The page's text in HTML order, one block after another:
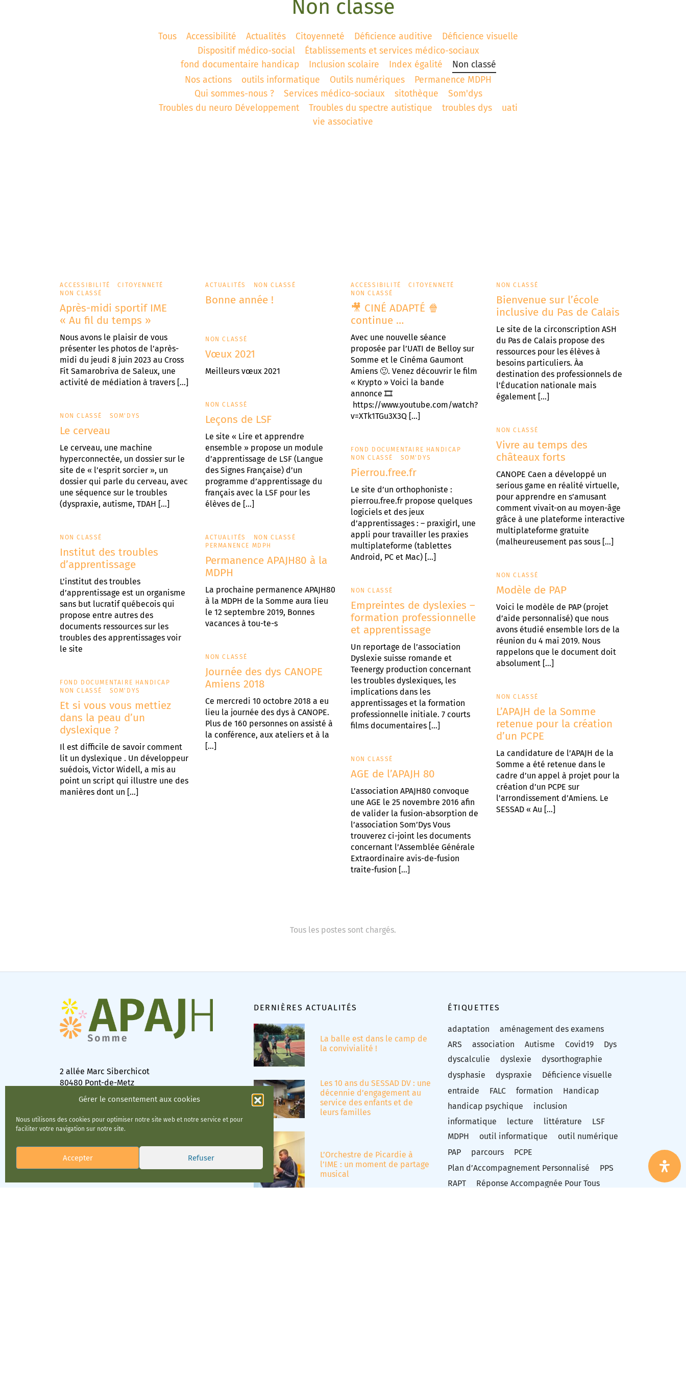
Gérer le consentement aux cookies
Nous utilisons des cookies pour optimiser notre site web et notre service et pour
faciliter votre navigation sur notre site.
Accepter Refuser
Non classé
Tous Accessibilité Actualités Citoyenneté Déficience auditive
Déficience visuelle
Dispositif médico-social
Établissements et services médico-sociaux
fond documentaire handicap
Inclusion scolaire Index égalité
Non classé
Nos actions
outils informatique Outils numériques
Permanence MDPH
Qui sommes-nous ?
Services médico-sociaux sitothèque
Som'dys
Troubles du neuro Développement
Troubles du spectre autistique troubles dys
uati
vie associative
ACCESSIBILITÉ
CITOYENNETÉ
NON CLASSÉ
Après-midi sportif IME
« Au fil du temps »
Nous avons le plaisir de vous
présenter les photos de l’après-
midi du jeudi 8 juin 2023 au Cross
Fit Samarobriva de Saleux, une
activité de médiation à travers […]
ACTUALITÉS NON CLASSÉ
Bonne année !
ACCESSIBILITÉ
CITOYENNETÉ
NON CLASSÉ
🎥 CINÉ ADAPTÉ 🍿
continue …
Avec une nouvelle séance
proposée par l’UATI de Belloy sur
Somme et le Cinéma Gaumont
Amiens 🙂. Venez découvrir le film
« Krypto » Voici la bande
annonce 🎞
https://www.youtube.com/watch?
v=XTk1TGu3X3Q […]
NON CLASSÉ
Bienvenue sur l’école
inclusive du Pas de Calais
Le site de la circonscription ASH
du Pas de Calais propose des
ressources pour les élèves à
besoins particuliers. Àa
destination des professionnels de
l’Éducation nationale mais
également […]
NON CLASSÉ
Vœux 2021
Meilleurs vœux 2021
NON CLASSÉ
Leçons de LSF
Le site « Lire et apprendre
ensemble » propose un module
d’apprentissage de LSF (Langue
des Signes Française) d’un
programme d’apprentissage du
français avec la LSF pour les
élèves de […]
NON CLASSÉ SOM'DYS
Le cerveau
Le cerveau, une machine
hyperconnectée, un dossier sur le
site de « l’esprit sorcier », un
dossier qui parle du cerveau, avec
une séquence sur le troubles
(dyspraxie, autisme, TDAH […]
NON CLASSÉ
Vivre au temps des
châteaux forts
CANOPE Caen a développé un
serious game en réalité virtuelle,
pour apprendre en s’amusant
comment vivait-on au moyen-âge
grâce à une plateforme interactive
multiplateforme gratuite
(malheureusement pas sous […]
FOND DOCUMENTAIRE HANDICAP
NON CLASSÉ
SOM'DYS
Pierrou.free.fr
Le site d’un orthophoniste :
pierrou.free.fr propose quelques
logiciels et des jeux
d’apprentissages : – praxigirl, une
appli pour travailler les praxies
multiplateforme (tablettes
Android, PC et Mac) […]
NON CLASSÉ
Institut des troubles
d’apprentissage
L’institut des troubles
d’apprentissage est un organisme
sans but lucratif québecois qui
propose entre autres des
documents ressources sur les
troubles des apprentissages voir
le site
ACTUALITÉS
NON CLASSÉ
PERMANENCE MDPH
Permanence APAJH80 à la
MDPH
La prochaine permanence APAJH80
à la MDPH de la Somme aura lieu
le 12 septembre 2019, Bonnes
vacances à tou-te-s
NON CLASSÉ
Modèle de PAP
Voici le modèle de PAP (projet
d’aide personnalisé) que nous
avons étudié ensemble lors de la
réunion du 4 mai 2019. Nous
rappelons que le document doit
absolument […]
NON CLASSÉ
Empreintes de dyslexies –
formation professionnelle
et apprentissage
Un reportage de l’association
Dyslexie suisse romande et
Teenergy production concernant
les troubles dyslexiques, les
implications dans les
apprentissages et la formation
professionnelle initiale. 7 courts
films documentaires […]
NON CLASSÉ
Journée des dys CANOPE
Amiens 2018
Ce mercredi 10 octobre 2018 a eu
lieu la journée des dys à CANOPE.
Plus de 160 personnes on assisté à
la conférence, aux ateliers et à la
[…]
FOND DOCUMENTAIRE HANDICAP
NON CLASSÉ
SOM'DYS
Et si vous vous mettiez
dans la peau d’un
dyslexique ?
Il est difficile de savoir comment
lit un dyslexique . Un développeur
suédois, Victor Widell, a mis au
point un script qui illustre une des
manières dont un […]
NON CLASSÉ
L’APAJH de la Somme
retenue pour la création
d’un PCPE
La candidature de l’APAJH de la
Somme a été retenue dans le
cadre d’un appel à projet pour la
création d’un PCPE sur
l’arrondissement d’Amiens. Le
SESSAD « Au […]
NON CLASSÉ
AGE de l’APAJH 80
L’association APAJH80 convoque
une AGE le 25 novembre 2016 afin
de valider la fusion-absorption de
l’association Som’Dys Vous
trouverez ci-joint les documents
concernant l’Assemblée Générale
Extraordinaire avis-de-fusion
traite-fusion […]
Tous les postes sont chargés.
2 allée Marc Siberchicot
80480 Pont-de-Metz
Tél : 03 22 53 99 09
DERNIÈRES ACTUALITÉS
La balle est dans le camp de
la convivialité !
Les 10 ans du SESSAD DV : une
décennie d’engagement au
service des enfants et de
leurs familles
L’Orchestre de Picardie à
l’IME : un moment de partage
musical
ÉTIQUETTES
adaptation
aménagement des examens
ARS
association Autisme Covid19
Dys
dyscalculie
dyslexie
dysorthographie
dysphasie
dyspraxie
Déficience visuelle
entraide
FALC formation
Handicap
handicap psychique
inclusion
informatique
lecture littérature
LSF
MDPH
outil informatique
outil numérique
PAP
parcours
PCPE
Plan d’Accompagnement Personnalisé
PPS
RAPT
Réponse Accompagnée Pour Tous